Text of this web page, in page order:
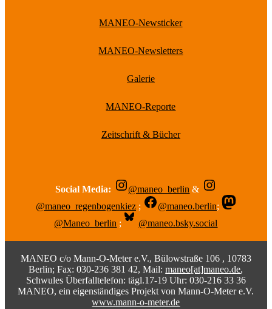
MANEO-Newsticker
MANEO-Newsletters
Galerie
MANEO-Reporte
Zeitschrift & Bücher
Social Media: @maneo_berlin &
@maneo_regenbogenkiez ; @maneo.berlin;
@Maneo_berlin ; @maneo.bsky.social
MANEO c/o Mann-O-Meter e.V., Bülowstraße 106 , 10783
Berlin; Fax: 030-236 381 42, Mail:maneo[at]maneo.de,
Schwules Überfalltelefon: tägl.17-19 Uhr: 030-216 33 36
MANEO, ein eigenständiges Projekt von Mann-O-Meter e.V.
www.mann-o-meter.de